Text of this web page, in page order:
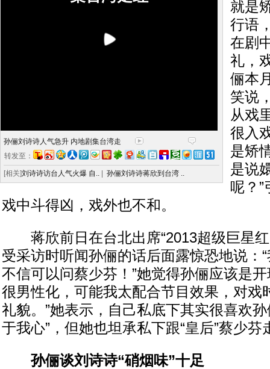
孙俪刘诗诗人气急升 内地剧集台湾走
转发至：
[相关]刘诗诗访台人气火爆 自.. 孙俪刘诗诗蒋欣到台湾 ..
就是
行语
在剧
礼，
俪本
笑说
从戏
很入
是矫
是说
呢？
戏中斗得凶，戏外也不和。
蒋欣前日在台北出席“2013超级巨星红
受采访时听闻孙俪的话后面露惊恐地说：
不信可以问蔡少芬！”她觉得孙俪应该是
很男性化，可能我太配合节目效果，对戏
礼貌。”她表示，自己私底下其实很喜欢
于我心”，但她也坦承私下跟“皇后”蔡少芬
孙俪谈刘诗诗“硝烟味”十足